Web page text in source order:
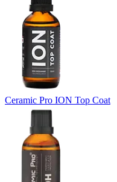
Ceramic Pro ION Top Coat